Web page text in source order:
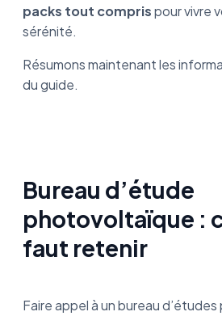
packs tout comprispour vivre
sérénité.
Résumons maintenant les
du guide.
Bureau d’étude
photovoltaïque :
faut retenir
Faire appel à un bureau